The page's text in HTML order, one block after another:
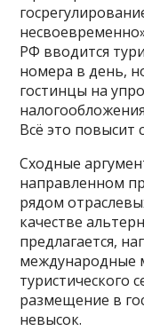
РФ вводится
номера в день,
гостинцы на
Всё это повысит
Сходные
направленном
рядом
качестве
предлагается,
международные
туристического
размещение в
невысок.